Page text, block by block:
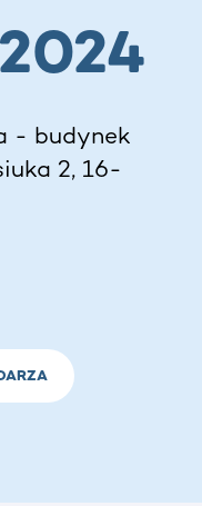
- budynek
2, 16-